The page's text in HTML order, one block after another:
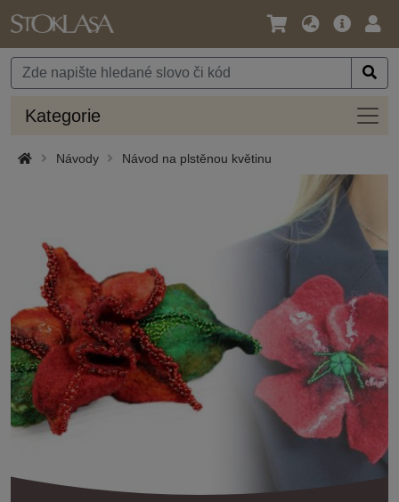
Jazyk
Měna
Hlavní
Kategorie
Návody Návod na plstěnou květinu